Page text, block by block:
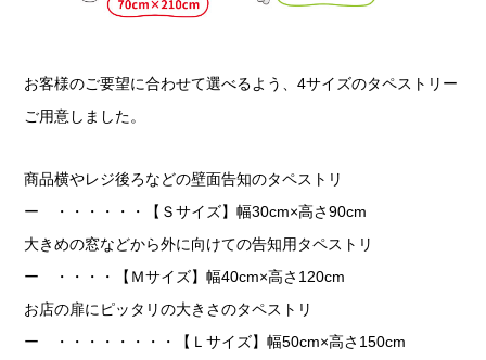
お客様のご要望に合わせて選べるよう、4サイズのタペストリー
ご用意しました。
商品横やレジ後ろなどの壁面告知のタペストリ
ー ・・・・・・【Ｓサイズ】幅30cm×高さ90cm
大きめの窓などから外に向けての告知用タペストリ
ー ・・・・【Ｍサイズ】幅40cm×高さ120cm
お店の扉にピッタリの大きさのタペストリ
ー ・・・・・・・・【Ｌサイズ】幅50cm×高さ150cm